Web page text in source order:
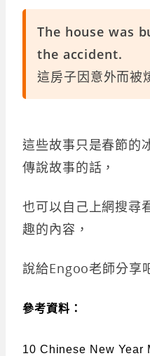
The house was
the accident.
這房子因意外而被
這些故事只是春節的
傳說故事的話，
也可以自己上網搜尋
趣的內容，
說給Engoo老師分享
參考資料：
10 Chinese New Year